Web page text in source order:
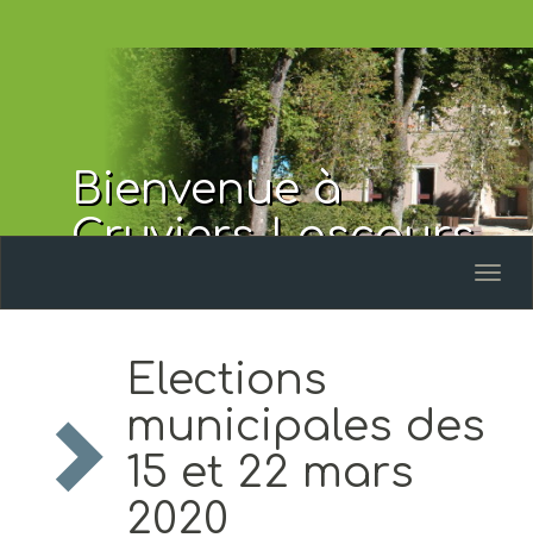
Bienvenue à
Cruviers-Lascours
Elections
municipales des
15 et 22 mars
2020